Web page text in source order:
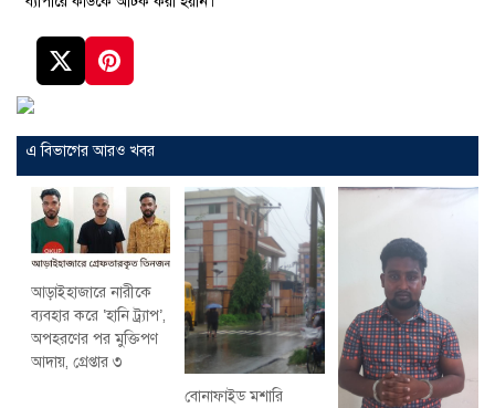
এ বিভাগের আরও খবর
আড়াইহাজারে নারীকে
ব্যবহার করে ‘হানি ট্র্যাপ’,
অপহরণের পর মুক্তিপণ
আদায়, গ্রেপ্তার ৩
বোনাফাইড মশারি